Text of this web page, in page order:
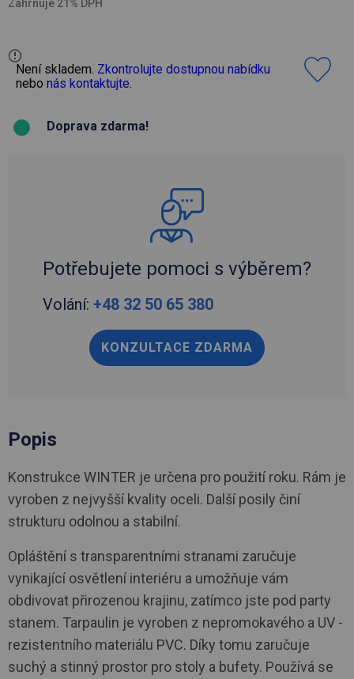
Zahrnuje 21% DPH
Není skladem. Zkontrolujte dostupnou nabídku
nebo nás kontaktujte.
Doprava zdarma!
Potřebujete pomoci s výběrem?
Volání: +48 32 50 65 380
KONZULTACE ZDARMA
Popis
Konstrukce WINTER je určena pro použití roku. Rám je
vyroben z nejvyšší kvality oceli. Další posily činí
strukturu odolnou a stabilní.
Opláštění s transparentními stranami zaručuje
vynikající osvětlení interiéru a umožňuje vám
obdivovat přirozenou krajinu, zatímco jste pod party
stanem. Tarpaulin je vyroben z nepromokavého a UV -
rezistentního materiálu PVC. Díky tomu zaručuje
suchý a stinný prostor pro stoly a bufety. Používá se